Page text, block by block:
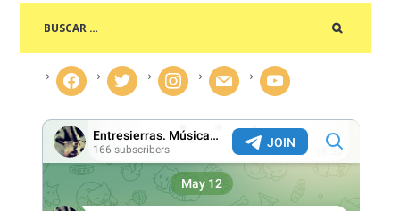
facebook twitter instagram mail youtube